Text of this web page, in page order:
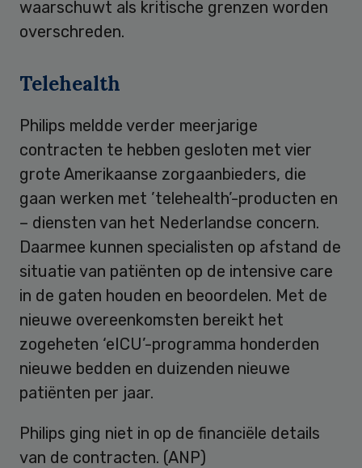
waarschuwt als kritische grenzen worden
overschreden.
Telehealth
Philips meldde verder meerjarige
contracten te hebben gesloten met vier
grote Amerikaanse zorgaanbieders, die
gaan werken met ’telehealth’-producten en
– diensten van het Nederlandse concern.
Daarmee kunnen specialisten op afstand de
situatie van patiënten op de intensive care
in de gaten houden en beoordelen. Met de
nieuwe overeenkomsten bereikt het
zogeheten ‘eICU’-programma honderden
nieuwe bedden en duizenden nieuwe
patiënten per jaar.
Philips ging niet in op de financiële details
van de contracten. (ANP)